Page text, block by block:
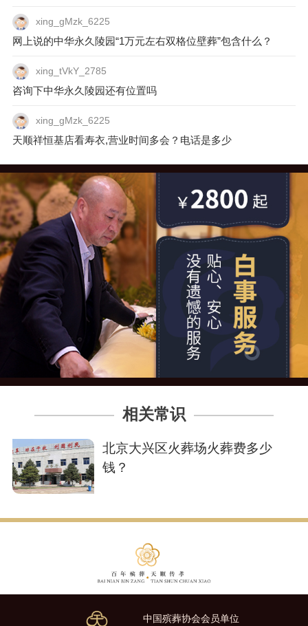
xing_gMzk_6225
网上说的中华永久陵园“1万元左右双格位壁葬”包含什么？
xing_tVkY_2785
咨询下中华永久陵园还有位置吗
xing_gMzk_6225
天顺祥恒基店看寿衣,营业时间多会？电话是多少
相关常识
北京大兴区火葬场火葬费多少
钱？
中国殡葬协会会员单位